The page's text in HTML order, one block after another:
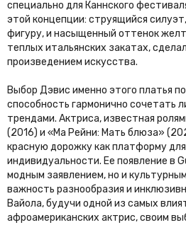
специально для Каннского
этой концепции: струящийся
фигуру, и насыщенный оттенок
теплых итальянских закатах,
произведением искусства.
Выбор Дэвис именно этого платья
способность гармонично сочетать
трендами. Актриса, известная
(2016) и «Ма Рейни: Мать блюза»
красную дорожку как платформу
индивидуальности. Ее появление в
модным заявлением, но и
важность разнообразия и
Вайола, будучи одной из самых
афроамериканских актрис, своим